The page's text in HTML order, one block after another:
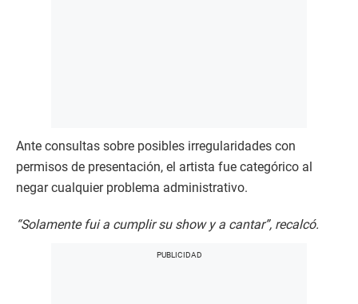
Ante consultas sobre posibles irregularidades con
permisos de presentación, el artista fue categórico al
negar cualquier problema administrativo.​
“Solamente fui a cumplir su show y a cantar”, recalcó.​